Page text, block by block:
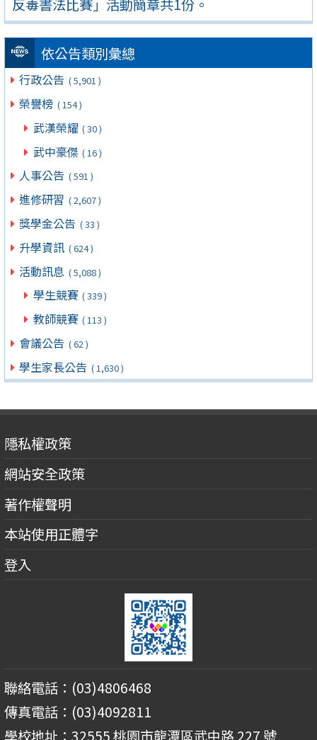
反毒書法比賽」活動簡章共1份。
依公告類別彙總
行政公告 ( 5,901 )
榮譽榜 ( 154 )
武漢榮耀 ( 30 )
武中豪傑 ( 16 )
人事公告 ( 591 )
進修研習 ( 2,607 )
獎學金公告 ( 33 )
升學資訊 ( 624 )
活動訊息 ( 5,088 )
學生競賽 ( 339 )
教師競賽 ( 113 )
會議公告 ( 62 )
學生家長公告 ( 1,630 )
隱私權政策
網站安全政策
著作權聲明
本站使用正體字
登入
聯絡電話：(03)4806468
傳真電話：(03)4092811
學校地址：32555 桃園市龍潭區武中路 227 號